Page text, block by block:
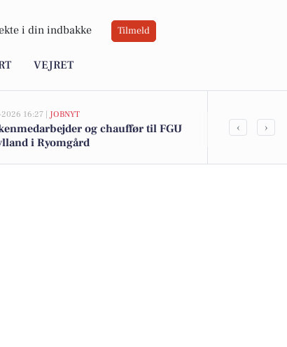
i din indbakke Tilmeld
VEJRET
16:27 | JOBNYT
og chauffør til FGU
i Ryomgård
Spier PS
‹ ›